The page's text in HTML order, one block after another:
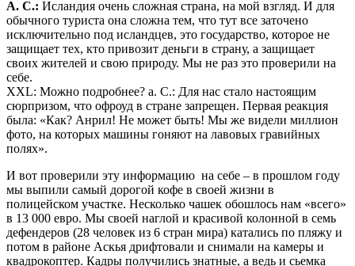
А. С.: Исландия очень сложная страна, на мой взгляд. И для
обычного туриста она сложна тем, что тут все заточено
исключительно под исландцев, это государство, которое не
защищает тех, кто привозит деньги в страну, а защищает
своих жителей и свою природу. Мы не раз это проверили на
себе.
XXL: Можно подробнее? а. С.: Для нас стало настоящим
сюрпризом, что офроуд в стране запрещен. Первая реакция
была: «Как? Анрил! Не может быть! Мы же видели миллион
фото, на которых машины гоняют на лавовых гравийных
полях».
И вот проверили эту информацию на себе – в прошлом году
мы выпили самый дорогой кофе в своей жизни в
полицейском участке. Несколько чашек обошлось нам «всего»
в 13 000 евро. Мы своей наглой и красивой колонной в семь
дефендеров (28 человек из 6 стран мира) катались по пляжу и
потом в районе Аскья дрифтовали и снимали на камеры и
квадрокоптер. Кадры получились знатные, а ведь и сьемка